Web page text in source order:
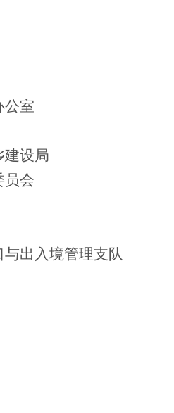
公室
建设局
员会
出入境管理支队